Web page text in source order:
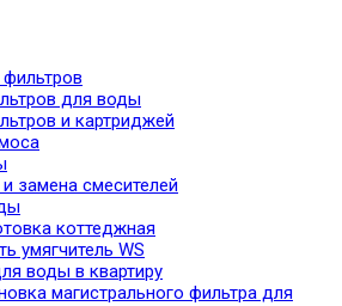
для воды
и картриджей
замена смесителей
коттеджная
умягчитель WS
воды в квартиру
магистрального фильтра для